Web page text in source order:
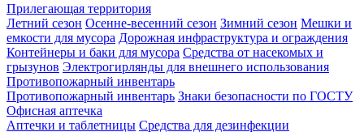
Прилегающая территория
Летний сезон Осенне-весенний сезон Зимний сезон Мешки и
емкости для мусора Дорожная инфраструктура и ограждения
Контейнеры и баки для мусора Средства от насекомых и
грызунов Электрогирлянды для внешнего использования
Противопожарный инвентарь
Противопожарный инвентарь Знаки безопасности по ГОСТУ
Офисная аптечка
Аптечки и таблетницы Средства для дезинфекции